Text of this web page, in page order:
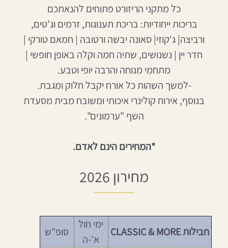
כל מתקני הריזורט פתוחים להנאתכם
בריכות ייחודיות: בריכת תענוגות, זרמים וג'טים,
ורביצה| ג'קוזי| סאונה יבשה ורטובה | חמאם טורקי |
חדר יין | נשנושים, שתיה חמה וקלה באופן חופשי |
מתחמי מנוחה והרבה יופי וטבע.
-למשך השהות כל אורח יקבל חלוק ומגבת.
בנוסף, אירוח קולינרי איכותי ומשובח מבית מסעדת
השף "ערמונים".
*המחירים הינם לאדם.
מחירון 2026
חבילות CLASSIC & MORE
ימי חול
א'-ה
סופ"ש